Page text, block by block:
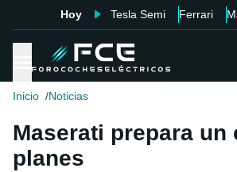
Hoy Tesla Semi Ferrari
Inicio Noticias
Maserati prepara un
planes